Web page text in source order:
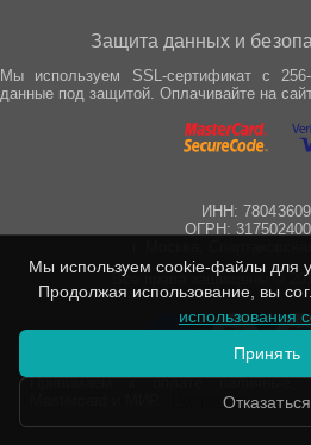
Защита данных и
Мы используем SSL-сертификат с
данные под защитой. Оплачивайте на
ИНН:
ОГРН:
Все права защищены ©
Принимаем к оплате наличные,
Подробнее
Мы используем cookie-файлы для
Продолжая использование, вы
использования
Принять
Отказаться